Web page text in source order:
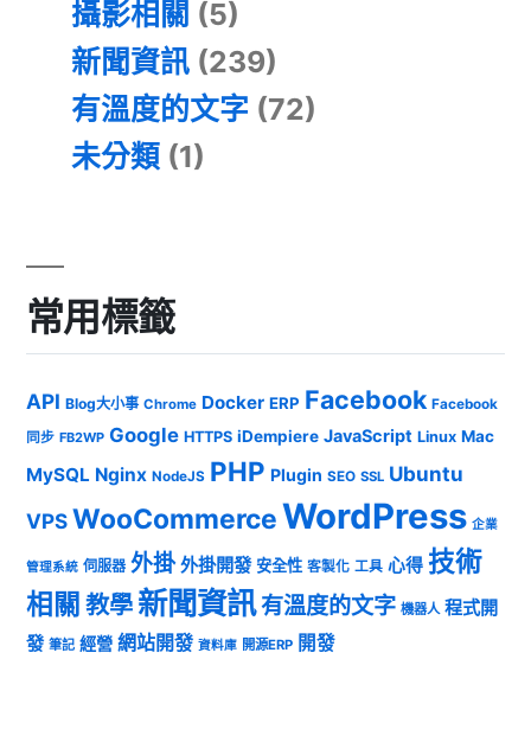
攝影相關 (5)
新聞資訊 (239)
有溫度的文字 (72)
未分類 (1)
常用標籤
API Blog大小事 Chrome Docker ERP Facebook Facebook
同步 FB2WP Google HTTPS iDempiere JavaScript Linux Mac
MySQL Nginx NodeJS PHP Plugin SEO SSL Ubuntu
VPSWooCommerceWordPress 企業
管理系統 伺服器 外掛 外掛開發 安全性 客製化 工具 心得 技術
相關 教學 新聞資訊有溫度的文字 機器人 程式開
發 筆記 經營 網站開發 資料庫 開源ERP 開發